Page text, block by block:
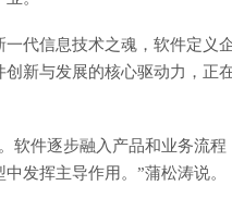
代信息技术之魂，软件定义
新与发展的核心驱动力，正
软件逐步融入产品和业务流
发挥主导作用。”蒲松涛说。